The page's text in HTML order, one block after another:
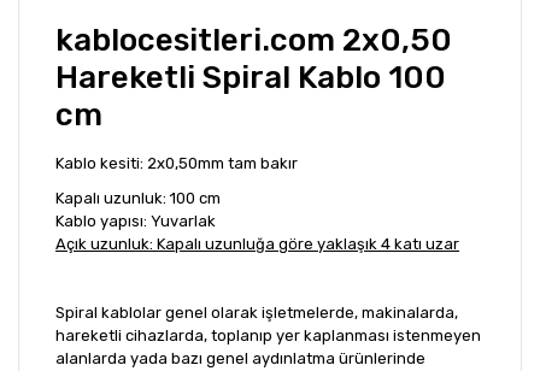
kablocesitleri.com 2x0,50
Hareketli Spiral Kablo 100
cm
Kablo kesiti: 2x0,50mm tam bakır
Kapalı uzunluk: 100 cm
Kablo yapısı: Yuvarlak
Açık uzunluk: Kapalı uzunluğa göre yaklaşık 4 katı uzar
Spiral kablolar genel olarak işletmelerde, makinalarda,
hareketli cihazlarda, toplanıp yer kaplanması istenmeyen
alanlarda yada bazı genel aydınlatma ürünlerinde